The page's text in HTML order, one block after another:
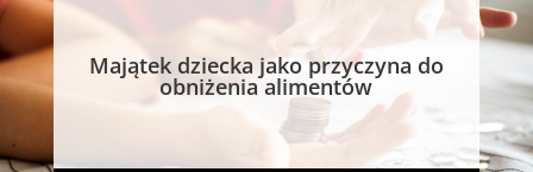
Majątek dziecka jako przyczyna do
obniżenia alimentów